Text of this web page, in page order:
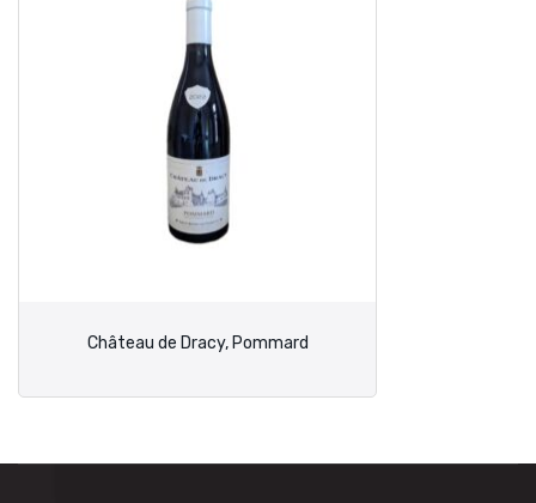
Château de Dracy, Pommard